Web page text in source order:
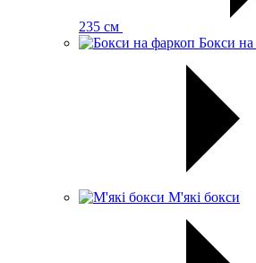
235 см
Бокси
М'які бокси